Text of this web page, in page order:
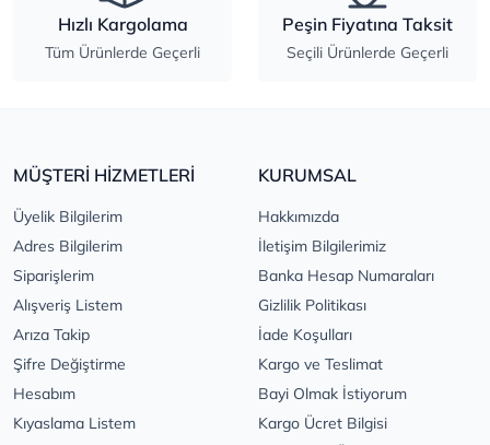
Hızlı Kargolama
Tüm Ürünlerde Geçerli
Peşin Fiyatına Taksit
Seçili Ürünlerde Geçerli
MÜŞTERİ HİZMETLERİ
Üyelik Bilgilerim
Adres Bilgilerim
Siparişlerim
Alışveriş Listem
Arıza Takip
Şifre Değiştirme
Hesabım
Kıyaslama Listem
KURUMSAL
Hakkımızda
İletişim Bilgilerimiz
Banka Hesap Numaraları
Gizlilik Politikası
İade Koşulları
Kargo ve Teslimat
Bayi Olmak İstiyorum
Kargo Ücret Bilgisi